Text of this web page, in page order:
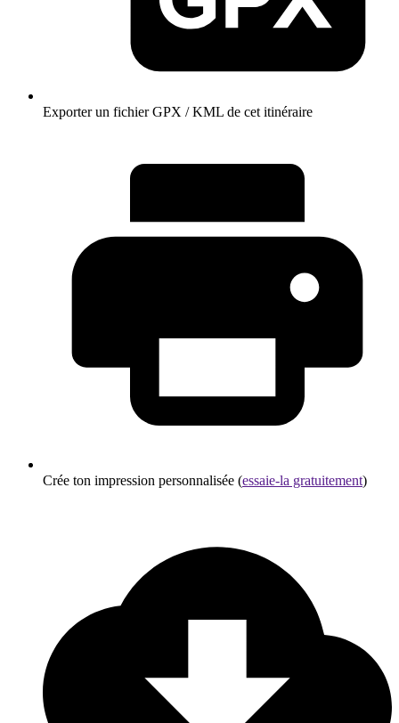
Exporter un fichier GPX / KML de cet itinéraire
Crée ton impression personnalisée (essaie-la gratuitement)